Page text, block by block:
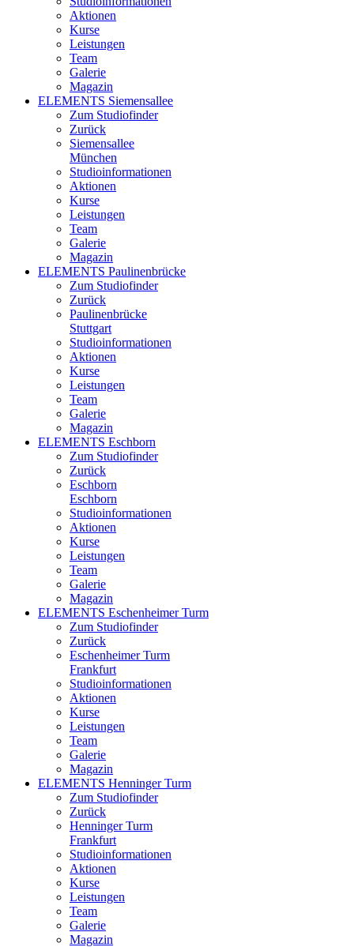
Aktionen
Kurse
Leistungen
Team
Galerie
Magazin
ELEMENTS Siemensallee
Zum Studiofinder
Zurück
Siemens­allee
München
Studioinformationen
Aktionen
Kurse
Leistungen
Team
Galerie
Magazin
ELEMENTS Paulinenbrücke
Zum Studiofinder
Zurück
Paulinen­brücke
Stuttgart
Studioinformationen
Aktionen
Kurse
Leistungen
Team
Galerie
Magazin
ELEMENTS Eschborn
Zum Studiofinder
Zurück
Esch­born
Eschborn
Studioinformationen
Aktionen
Kurse
Leistungen
Team
Galerie
Magazin
ELEMENTS Eschenheimer Turm
Zum Studiofinder
Zurück
Eschen­heimer Turm
Frankfurt
Studioinformationen
Aktionen
Kurse
Leistungen
Team
Galerie
Magazin
ELEMENTS Henninger Turm
Zum Studiofinder
Zurück
Henninger Turm
Frankfurt
Studioinformationen
Aktionen
Kurse
Leistungen
Team
Galerie
Magazin